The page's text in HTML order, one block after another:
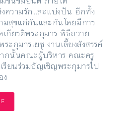
ความรักและแบ่งปัน อีกทั้ง
มสุขแก่กันและกันโดยมีการ
เกียรติพระกุมาร พิธีถวาย
ระกุมารเยซู งานเลี้ยงสังสรรค์
กนั้นคณะผู้บริหาร คณะครู
ยนร่วมอัญเชิญพระกุมารไป